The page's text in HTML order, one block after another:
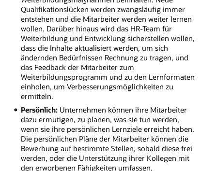
Qualifikationslücken werden zwangsläufig immer
entstehen und die Mitarbeiter werden weiter lernen
wollen. Darüber hinaus wird das HR-Team für
Weiterbildung und Entwicklung sicherstellen wollen,
dass die Inhalte aktualisiert werden, um sich
ändernden Bedürfnissen Rechnung zu tragen, und
das Feedback der Mitarbeiter zum
Weiterbildungsprogramm und zu den Lernformaten
einholen, um Verbesserungsmöglichkeiten zu
ermitteln.
Persönlich:Unternehmen können ihre Mitarbeiter
dazu ermutigen, zu planen, was sie tun werden,
wenn sie ihre persönlichen Lernziele erreicht haben.
Die persönlichen Pläne der Mitarbeiter können die
Bewerbung auf bestimmte Stellen, sobald diese frei
werden, oder die Unterstützung ihrer Kollegen mit
den erworbenen Fähigkeiten umfassen.